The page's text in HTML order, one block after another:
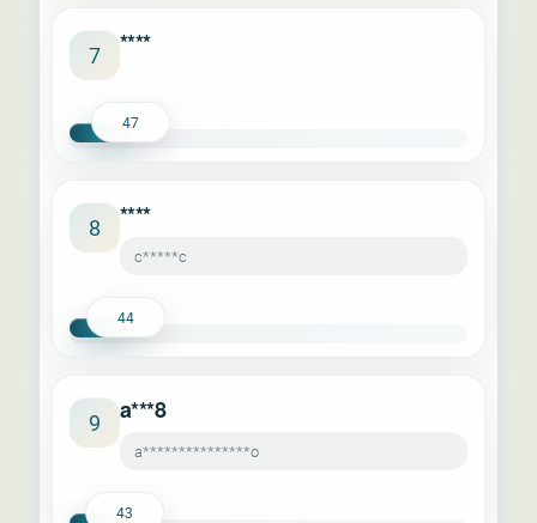
7 ****
47
8 ****
c*****c
44
9 a***8
a***************o
43